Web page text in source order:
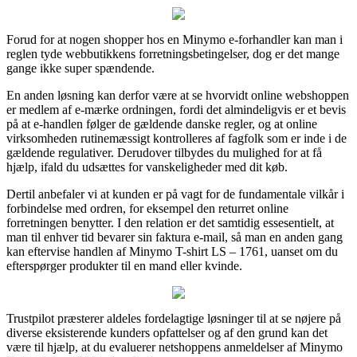
Forud for at nogen shopper hos en Minymo e-forhandler kan man i
reglen tyde webbutikkens forretningsbetingelser, dog er det mange
gange ikke super spændende.
En anden løsning kan derfor være at se hvorvidt online webshoppen
er medlem af e-mærke ordningen, fordi det almindeligvis er et bevis
på at e-handlen følger de gældende danske regler, og at online
virksomheden rutinemæssigt kontrolleres af fagfolk som er inde i de
gældende regulativer. Derudover tilbydes du mulighed for at få
hjælp, ifald du udsættes for vanskeligheder med dit køb.
Dertil anbefaler vi at kunden er på vagt for de fundamentale vilkår i
forbindelse med ordren, for eksempel den returret online
forretningen benytter. I den relation er det samtidig essesentielt, at
man til enhver tid bevarer sin faktura e-mail, så man en anden gang
kan eftervise handlen af Minymo T-shirt LS – 1761, uanset om du
efterspørger produkter til en mand eller kvinde.
Trustpilot præsterer aldeles fordelagtige løsninger til at se nøjere på
diverse eksisterende kunders opfattelser og af den grund kan det
være til hjælp, at du evaluerer netshoppens anmeldelser af Minymo